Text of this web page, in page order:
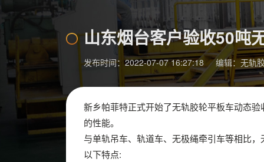
山东烟台客户验收50吨
发布时间：2022-07-07 16:27:18 编辑：无轨
新乡帕菲特正式开始了无轨胶轮平板车动态
的性能。
与单轨吊车、轨道车、无极绳牵引车等相比
以下特点: